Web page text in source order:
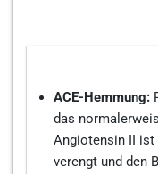
ACE-Hemmung:
das
Angiotensin II ist
verengt und den